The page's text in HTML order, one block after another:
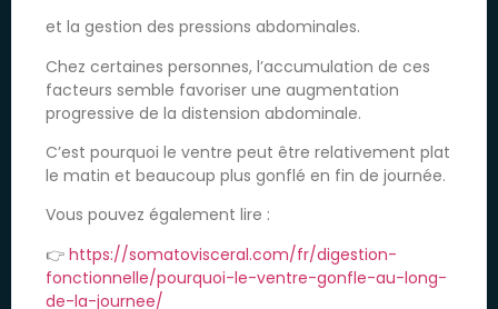
et la gestion des pressions abdominales.
Chez certaines personnes, l’accumulation de ces
facteurs semble favoriser une augmentation
progressive de la distension abdominale.
C’est pourquoi le ventre peut être relativement plat
le matin et beaucoup plus gonflé en fin de journée.
Vous pouvez également lire :
👉 https://somatovisceral.com/fr/digestion-
fonctionnelle/pourquoi-le-ventre-gonfle-au-long-
de-la-journee/